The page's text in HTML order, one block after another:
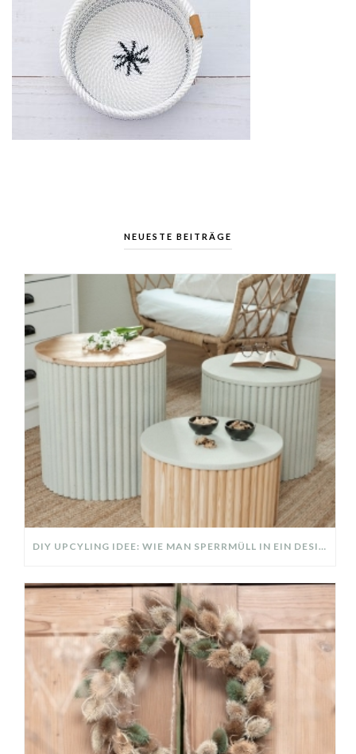
NEUESTE BEITRÄGE
DIY UPCYLING IDEE: WIE MAN SPERRMÜLL IN EIN DESIGNER TEIL VERWANDELT